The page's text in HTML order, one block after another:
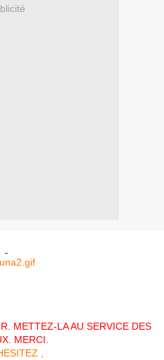
METTEZ-LA AU SERVICE DES
MERCI.
,